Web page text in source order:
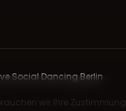
Social Dancing Berlin
wir Ihre Zustimmung.